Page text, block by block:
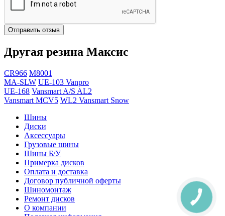
Отправить отзыв
Другая резина Максис
CR966 M8001
MA-SLW UE-103 Vanpro
UE-168 Vansmart A/S AL2
Vansmart MCV5 WL2 Vansmart Snow
Шины
Диски
Аксессуары
Грузовые шины
Шины Б/У
Примерка дисков
Оплата и доставка
Договор публичной оферты
Шиномонтаж
Ремонт дисков
О компании